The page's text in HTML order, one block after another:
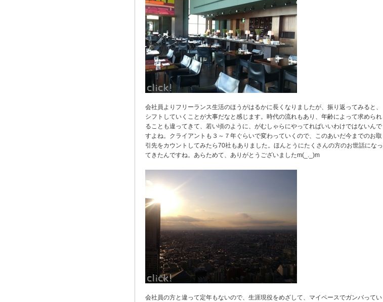
会社員よりフリーランス生活のほうがはるかに長くなりましたが、振り返ってみると、
シフトしていくことが大事だなと感じます。時代の流れもあり、年齢によって求められ
ることも違ってきて、若い頃のように、がむしゃらにやってればいいわけではないんで
すよね。クライアントも３～７年ぐらいで変わっていくので、このあいだ今までのお取
引先をカウントしてみたら70社もありました。ほんとうにたくさんの方のお世話になっ
てきたんですね。あらためて、ありがとうございましたm(_._)m
会社員の方と違って定年もないので、生涯現役をめざして、マイペースでガンバってい